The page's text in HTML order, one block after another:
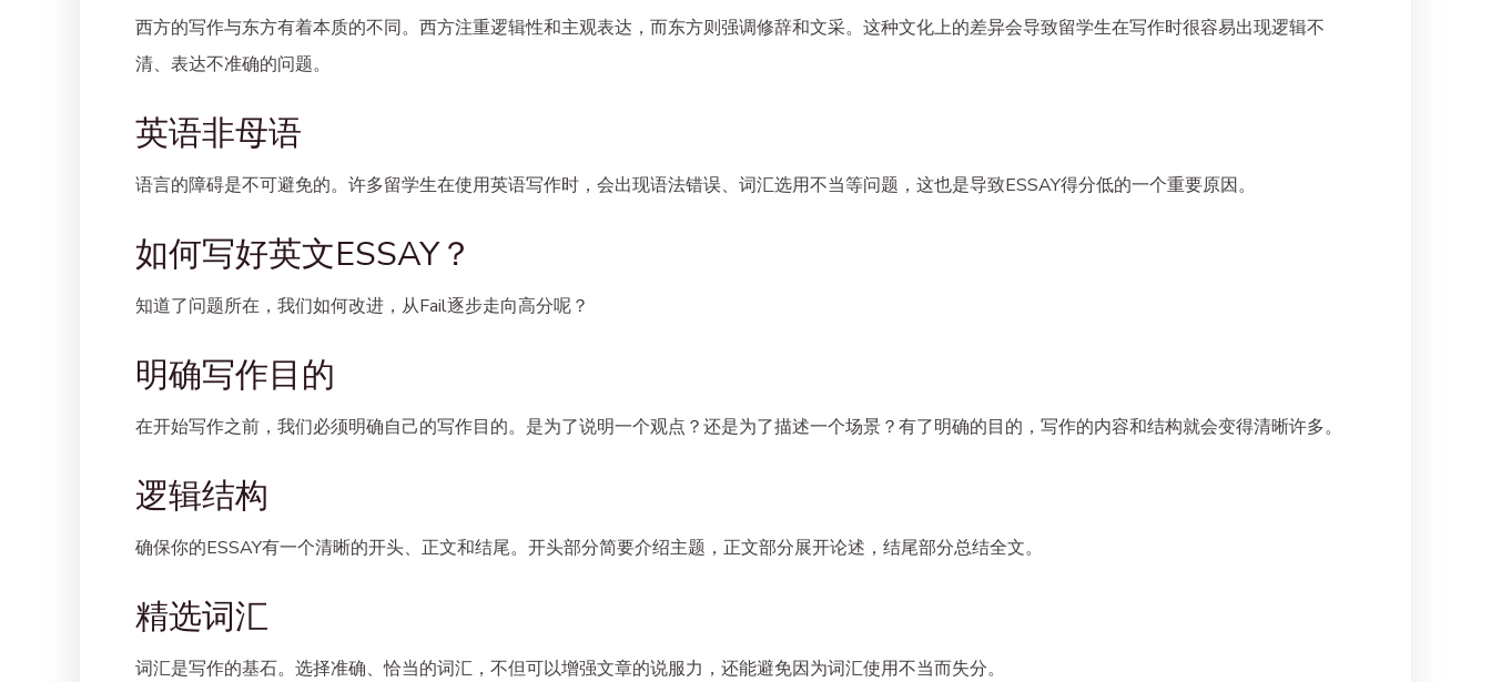
西方的写作与东方有着本质的不同。西方注重逻辑性和主观表达，而东方则强调修辞和文采。这种文化上的差异会导致留学生在写作时很容易出现逻辑不
清、表达不准确的问题。
英语非母语
语言的障碍是不可避免的。许多留学生在使用英语写作时，会出现语法错误、词汇选用不当等问题，这也是导致ESSAY得分低的一个重要原因。
如何写好英文ESSAY？
知道了问题所在，我们如何改进，从Fail逐步走向高分呢？
明确写作目的
在开始写作之前，我们必须明确自己的写作目的。是为了说明一个观点？还是为了描述一个场景？有了明确的目的，写作的内容和结构就会变得清晰许多。
逻辑结构
确保你的ESSAY有一个清晰的开头、正文和结尾。开头部分简要介绍主题，正文部分展开论述，结尾部分总结全文。
精选词汇
词汇是写作的基石。选择准确、恰当的词汇，不但可以增强文章的说服力，还能避免因为词汇使用不当而失分。